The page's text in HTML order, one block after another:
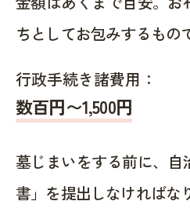
ちとしてお包みするもの
行政手続き諸費用：
数百円〜1,500円
墓じまいをする前に、
書」を提出しなければな